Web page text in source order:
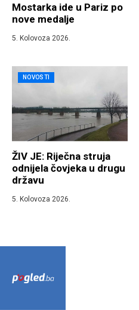
Mostarka ide u Pariz po
nove medalje
5. Kolovoza 2026.
NOVOSTI
ŽIV JE: Riječna struja
odnijela čovjeka u drugu
državu
5. Kolovoza 2026.